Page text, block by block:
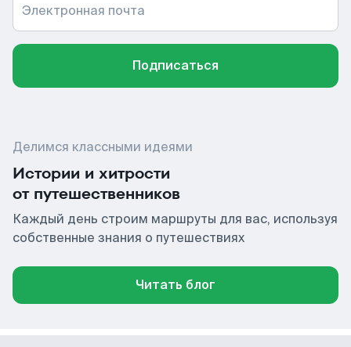
Электронная почта
Подписаться
Делимся классными идеями
Истории и хитрости
от путешественников
Каждый день строим маршруты для вас, используя
собственные знания о путешествиях
Читать блог